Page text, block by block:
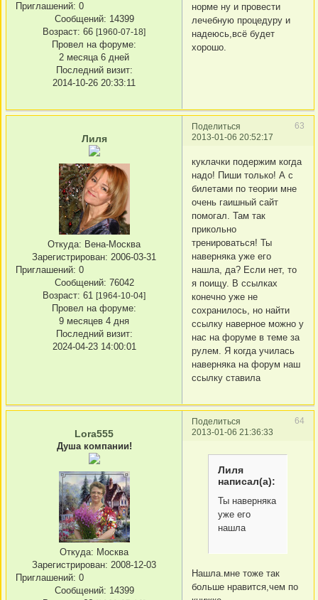
Приглашений: 0
Сообщений: 14399
Возраст: 66 [1960-07-18]
Провел на форуме:
2 месяца 6 дней
Последний визит:
2014-10-26 20:33:11
норме ну и провести
лечебную процедуру и
надеюсь,всё будет
хорошо.
Поделиться
63
2013-01-06 20:52:17
Лиля
Откуда: Вена-Москва
Зарегистрирован: 2006-03-31
Приглашений: 0
Сообщений: 76042
Возраст: 61 [1964-10-04]
Провел на форуме:
9 месяцев 4 дня
Последний визит:
2024-04-23 14:00:01
куклачки подержим когда
надо! Пиши только! А с
билетами по теории мне
очень гаишный сайт
помогал. Там так
прикольно
тренироваться! Ты
наверняка уже его
нашла, да? Если нет, то
я поищу. В ссылках
конечно уже не
сохранилось, но найти
ссылку наверное можно у
нас на форуме в теме за
рулем. Я когда училась
наверняка на форум наш
ссылку ставила
Поделиться
64
2013-01-06 21:36:33
Lora555
Душа компании!
Откуда: Москва
Зарегистрирован: 2008-12-03
Приглашений: 0
Сообщений: 14399
Лиля
написал(а):
Ты наверняка
уже его
нашла
Нашла.мне тоже так
больше нравится,чем по